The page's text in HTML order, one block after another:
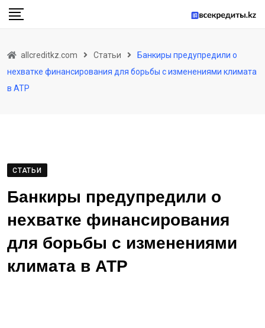
Skip
allcreditkz.com Статьи
Банкиры предупредили о
нехватке финансирования для борьбы с изменениями климата
в АТР
СТАТЬИ
Банкиры предупредили о
нехватке финансирования
для борьбы с изменениями
климата в АТР